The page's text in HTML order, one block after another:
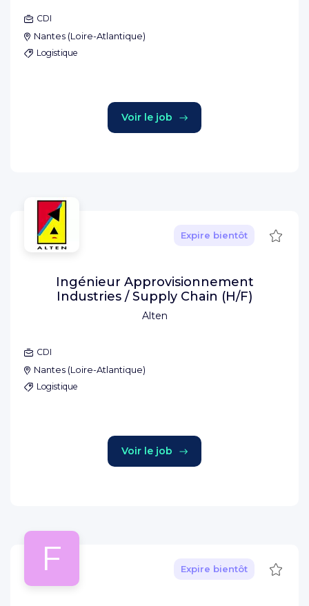
CDI
Nantes (Loire-Atlantique)
Logistique
Voir le job
Alten
Expire bientôt
Ingénieur Approvisionnement
Industries / Supply Chain (H/F)
CDI
Nantes (Loire-Atlantique)
Logistique
Voir le job
F Expire bientôt